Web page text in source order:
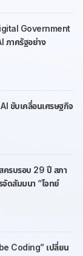
Government
ภาครัฐอย่าง
ขับเคลื่อนเศรษฐกิจ
ครบรอบ 29 ปี สภา
ดสัมมนา “โจทย์
Coding” เปลี่ยน